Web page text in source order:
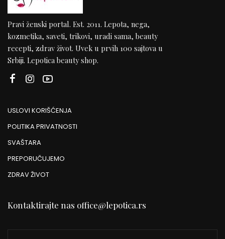
Pravi ženski portal. Est. 2011. Lepota, nega,
kozmetika, saveti, trikovi, uradi sama, beauty
recepti, zdrav život. Uvek u prvih 100 sajtova u
Srbiji. Lepotica beauty shop.
USLOVI KORIŠĆENJA
POLITIKA PRIVATNOSTI
SVAŠTARA
PREPORUČUJEMO
ZDRAV ŽIVOT
Kontaktirajte nas office@lepotica.rs